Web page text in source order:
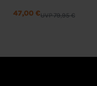
UVP 79,95 €
47,00 €